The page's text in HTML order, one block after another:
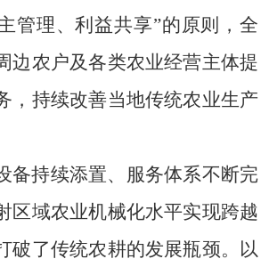
管理、利益共享”的原则，全
边农户及各类农业经营主体提
，持续改善当地传统农业生产
备持续添置、服务体系不断完
区域农业机械化水平实现跨越
破了传统农耕的发展瓶颈。以